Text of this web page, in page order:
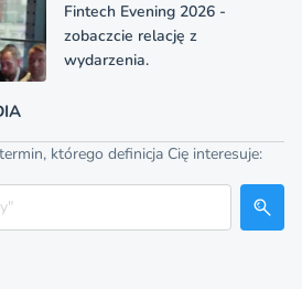
Fintech Evening 2026 -
zobaczcie relację z
wydarzenia.
którego definicja Cię interesuje: